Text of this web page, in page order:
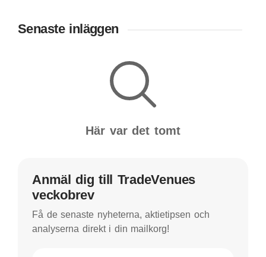
Senaste inläggen
Här var det tomt
Anmäl dig till TradeVenues
veckobrev
Få de senaste nyheterna, aktietipsen och
analyserna direkt i din mailkorg!